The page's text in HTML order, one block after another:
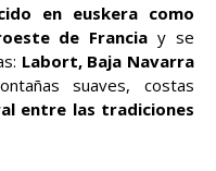
en euskera como
de Francia y se
Labort, Baja Navarra
suaves, costas
entre las tradiciones